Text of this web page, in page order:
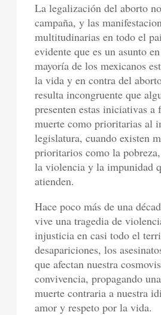
La legalización del aborto
campaña, y las
multitudinarias en todo el
evidente que es un asunto
mayoría de los mexicanos
la vida y en contra del
resulta incongruente que
presenten estas iniciativas a
muerte como prioritarias al
legislatura, cuando existen
prioritarios como la
la violencia y la impunidad
atienden.
Hace poco más de una
vive una tragedia de
injusticia en casi todo el
desapariciones, los
que afectan nuestra
convivencia, propagando
muerte contraria a nuestra
amor y respeto por la vida.